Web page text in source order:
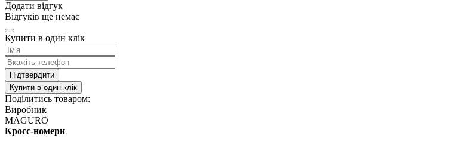
Додати відгук
Відгуків ще немає
Купити в один клік
Підтвердити
Купити в один клік
Поділитись товаром:
Виробник
MAGURO
Кросс-номери